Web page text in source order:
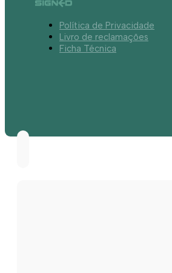
Política de Privacidade
Livro de reclamações
Ficha Técnica